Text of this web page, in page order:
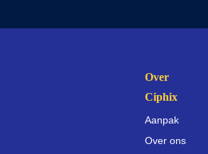
Over
Ciphix
Aanpak
Over ons